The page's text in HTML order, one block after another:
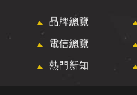
品牌總覽
電信總覽
熱門新知